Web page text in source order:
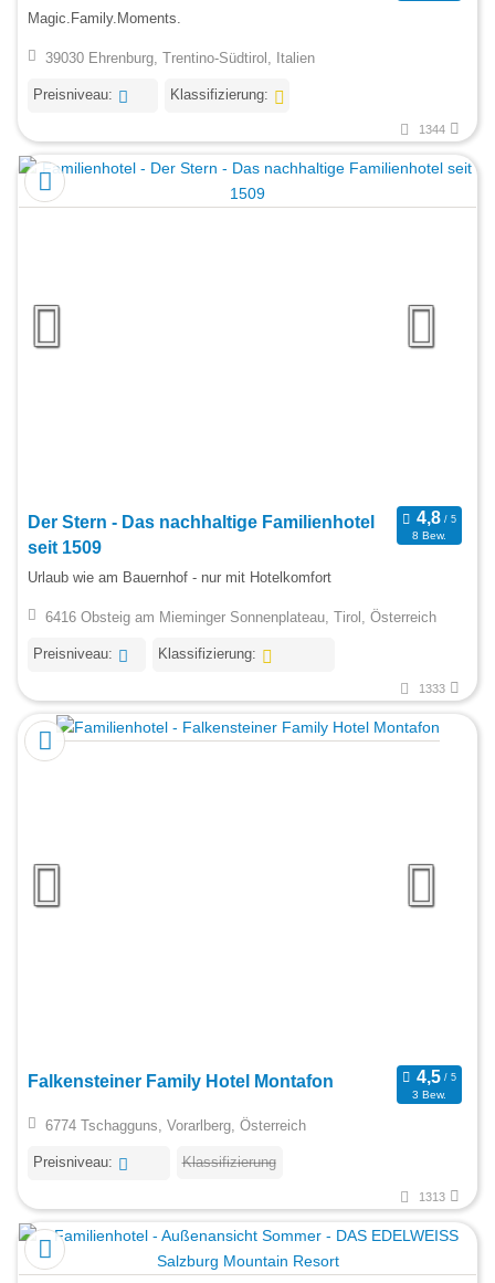
Magic.Family.Moments.
39030 Ehrenburg, Trentino-Südtirol, Italien
Preisniveau: Klassifizierung:
1344
Der Stern - Das nachhaltige Familienhotel
seit 1509
8 Bew.
Urlaub wie am Bauernhof - nur mit Hotelkomfort
6416 Obsteig am Mieminger Sonnenplateau, Tirol, Österreich
Preisniveau: Klassifizierung:
1333
Falkensteiner Family Hotel Montafon
3 Bew.
6774 Tschagguns, Vorarlberg, Österreich
Preisniveau: Klassifizierung
1313